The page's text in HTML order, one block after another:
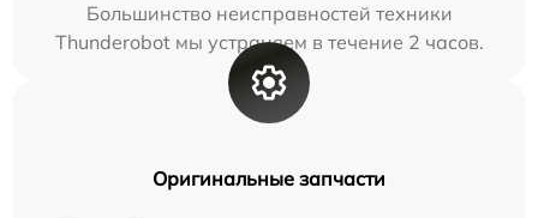
Большинство неисправностей техники
Thunderobot мы устраняем в течение 2 часов.
Оригинальные запчасти